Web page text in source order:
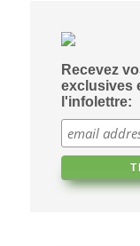
Recevez
exclusives
l'infolettre: